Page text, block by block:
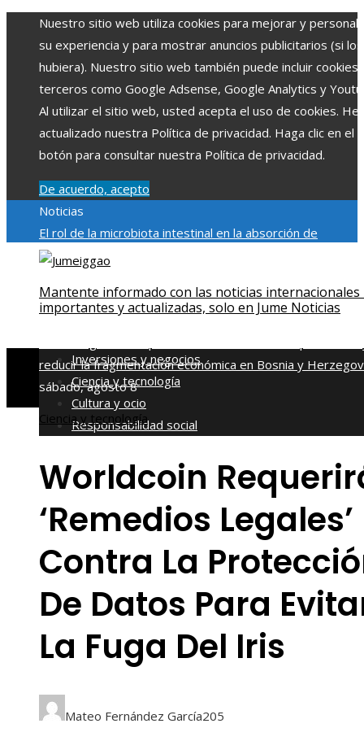
Nuestro sitio web utiliza cookies para mejorar y
su experiencia y para mostrar anuncios publicitarios (si los
hubiera). Nuestro sitio web también puede incluir cookies
terceros como Google Adsense, Google Analytics y
Al utilizar el sitio web, usted acepta el uso de cookies.
actualizado nuestra Política de privacidad. Haga clic en el
botón para consultar nuestra Política de privacidad.
De acuerdo, acepto
Noticias
El rol de la microbiota intestinal en la absorción de
nutrientesReformas regulatorias derivadas de desastres
Patrimonio de la Humanidad y su importanciaImpacto
económico y social de la estacionalidad turística en
reducir la fragmentación económica en Bosnia y
sábado, agosto 8
Mantente informado con las noticias internacionales
importantes y actualizadas, solo en Jume Noticias
Inversiones y negocios
Ciencia y tecnología
Cultura y ocio
Responsabilidad social
Ciencia y tecnología
Worldcoin
‘remedios Legales’
Contra La
De Datos Para
La Fuga Del Iris
Mateo Fernández García205